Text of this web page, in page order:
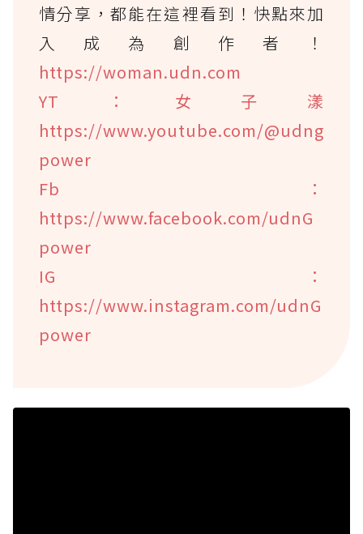
情分享，都能在這裡看到！快點來加
入成為創作者！
https://woman.udn.com
YT：女子漾
https://www.youtube.com/@udng
power
Fb：
https://www.facebook.com/udnG
power
IG：
https://www.instagram.com/udnG
power